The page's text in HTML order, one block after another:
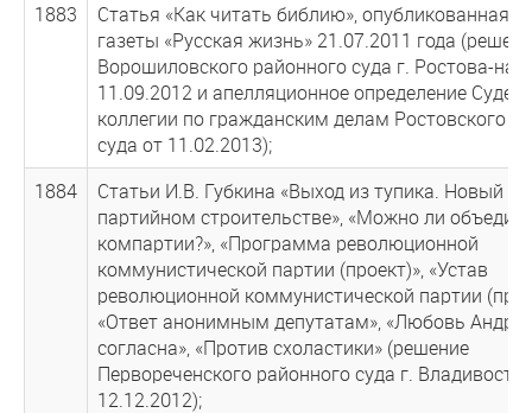
1883
Статья «Как читать библию», опубликованная
газеты «Русская жизнь» 21.07.2011 года
Ворошиловского районного суда г. Ростова-на-
11.09.2012 и апелляционное определение
коллегии по гражданским делам Ростовского
суда от 11.02.2013);
1884
Статьи И.В. Губкина «Выход из тупика. Новый
партийном строительстве», «Можно ли
компартии?», «Программа революционной
коммунистической партии (проект)», «Устав
революционной коммунистической партии
«Ответ анонимным депутатам», «Любовь
согласна», «Против схоластики» (решение
Первореченского районного суда г.
12.12.2012);